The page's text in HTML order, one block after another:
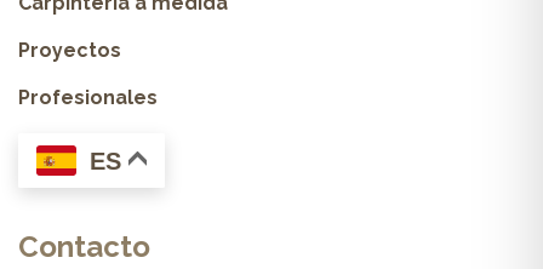
Proyectos
Profesionales
ES
Contacto